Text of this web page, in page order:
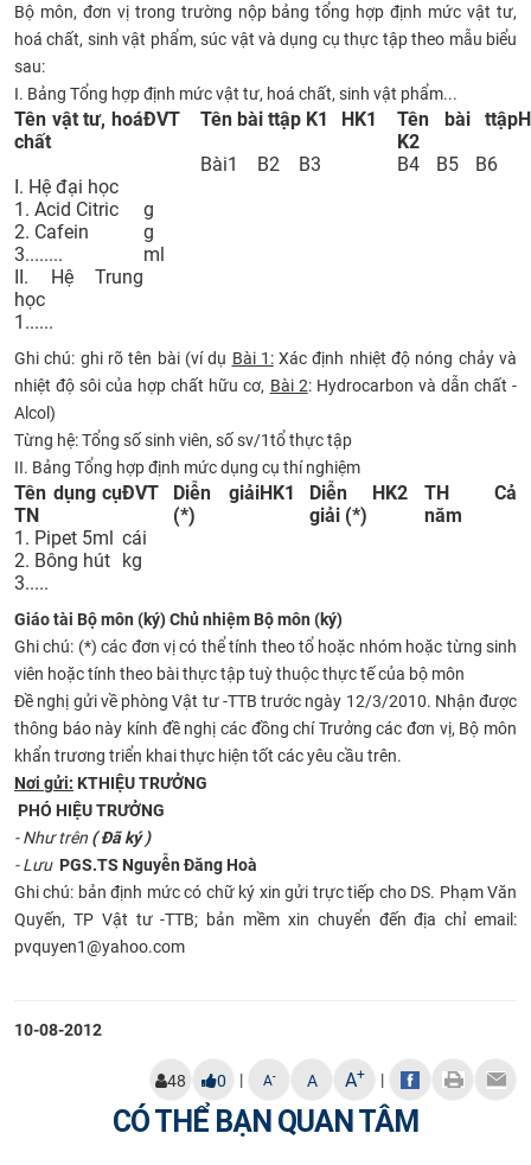
Bộ môn, đơn vị trong trường nộp bảng tổng hợp định mức vật tư,
hoá chất, sinh vật phẩm, súc vật và dụng cụ thực tập theo mẫu biểu
sau:
I. Bảng Tổng hợp định mức vật tư, hoá chất, sinh vật phẩm...
Tên vật tư, hoá
chất
ĐVT Tên bài ttập K1 HK1
Tên bài ttập
K2
Bài1
B2 B3 B4 B5
B6
I. Hệ đại học
1. Acid Citric
g
2. Cafein
g
3........
ml
II. Hệ Trung
học
1......
Ghi chú: ghi rõ tên bài (ví dụ Bài 1:Xác định nhiệt độ nóng chảy và
nhiệt độ sôi của hợp chất hữu cơ, Bài 2: Hydrocarbon và dẫn chất -
Alcol)
Từng hệ: Tổng số sinh viên, số sv/1tổ thực tập
II. Bảng Tổng hợp định mức dụng cụ thí nghiệm
Tên dụng cụ
TN
ĐVT
Diễn giải
(*)
HK1
Diễn
giải (*)
HK2
TH Cả
năm
1. Pipet 5ml cái
2. Bông hút kg
3.....
Giáo tài Bộ môn (ký) Chủ nhiệm Bộ môn (ký)
Ghi chú: (*) các đơn vị có thể tính theo tổ hoặc nhóm hoặc từng sinh
viên hoặc tính theo bài thực tập tuỳ thuộc thực tế của bộ môn
Đề nghị gửi về phòng Vật tư -TTB trước ngày 12/3/2010. Nhận được
thông báo này kính đề nghị các đồng chí Trưởng các đơn vị, Bộ môn
khẩn trương triển khai thực hiện tốt các yêu cầu trên.
Nơi gửi: KTHIỆU TRƯỞNG
PHÓ HIỆU TRƯỞNG
- Như trên ( Đã ký )
- Lưu PGS.TS Nguyễn Đăng Hoà
Ghi chú: bản định mức có chữ ký xin gửi trực tiếp cho DS. Phạm Văn
Quyến, TP Vật tư -TTB; bản mềm xin chuyển đến địa chỉ email:
pvquyen1@yahoo.com
10-08-2012
48 0 | A- A A+ |
CÓ THỂ BẠN QUAN TÂM